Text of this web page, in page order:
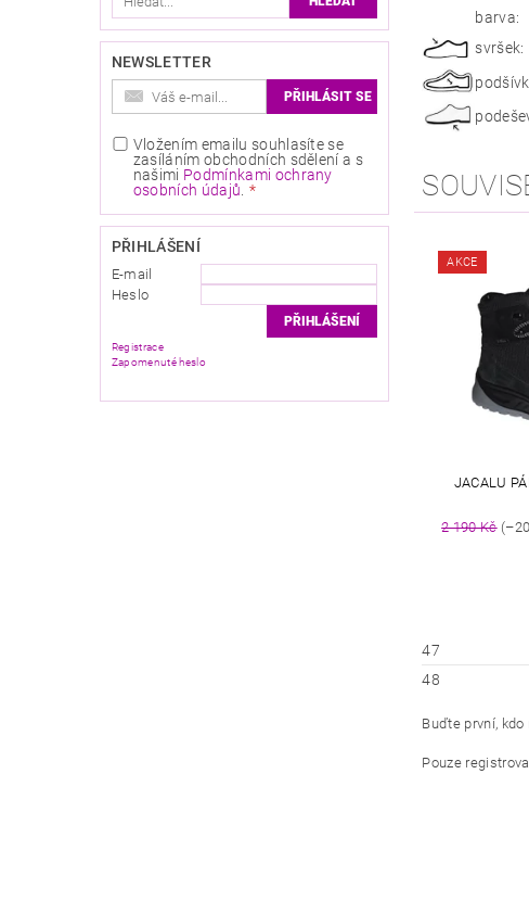
NEWSLETTER
Vložením emailu souhlasíte se
zasíláním obchodních sdělení a s
našimi Podmínkami ochrany
osobních údajů
PŘIHLÁŠENÍ
E-mail
Heslo
Registrace
Zapomenuté heslo
barva:
svršek:
AKCE
JACALU
2 190 Kč
47
48
Buďte první,
Pouze